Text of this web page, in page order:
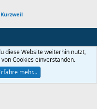
Regeln
Datenschutz
XenForo Ltd.
diese Website weiterhin nutzt,
Cookies einverstanden.
mehr…